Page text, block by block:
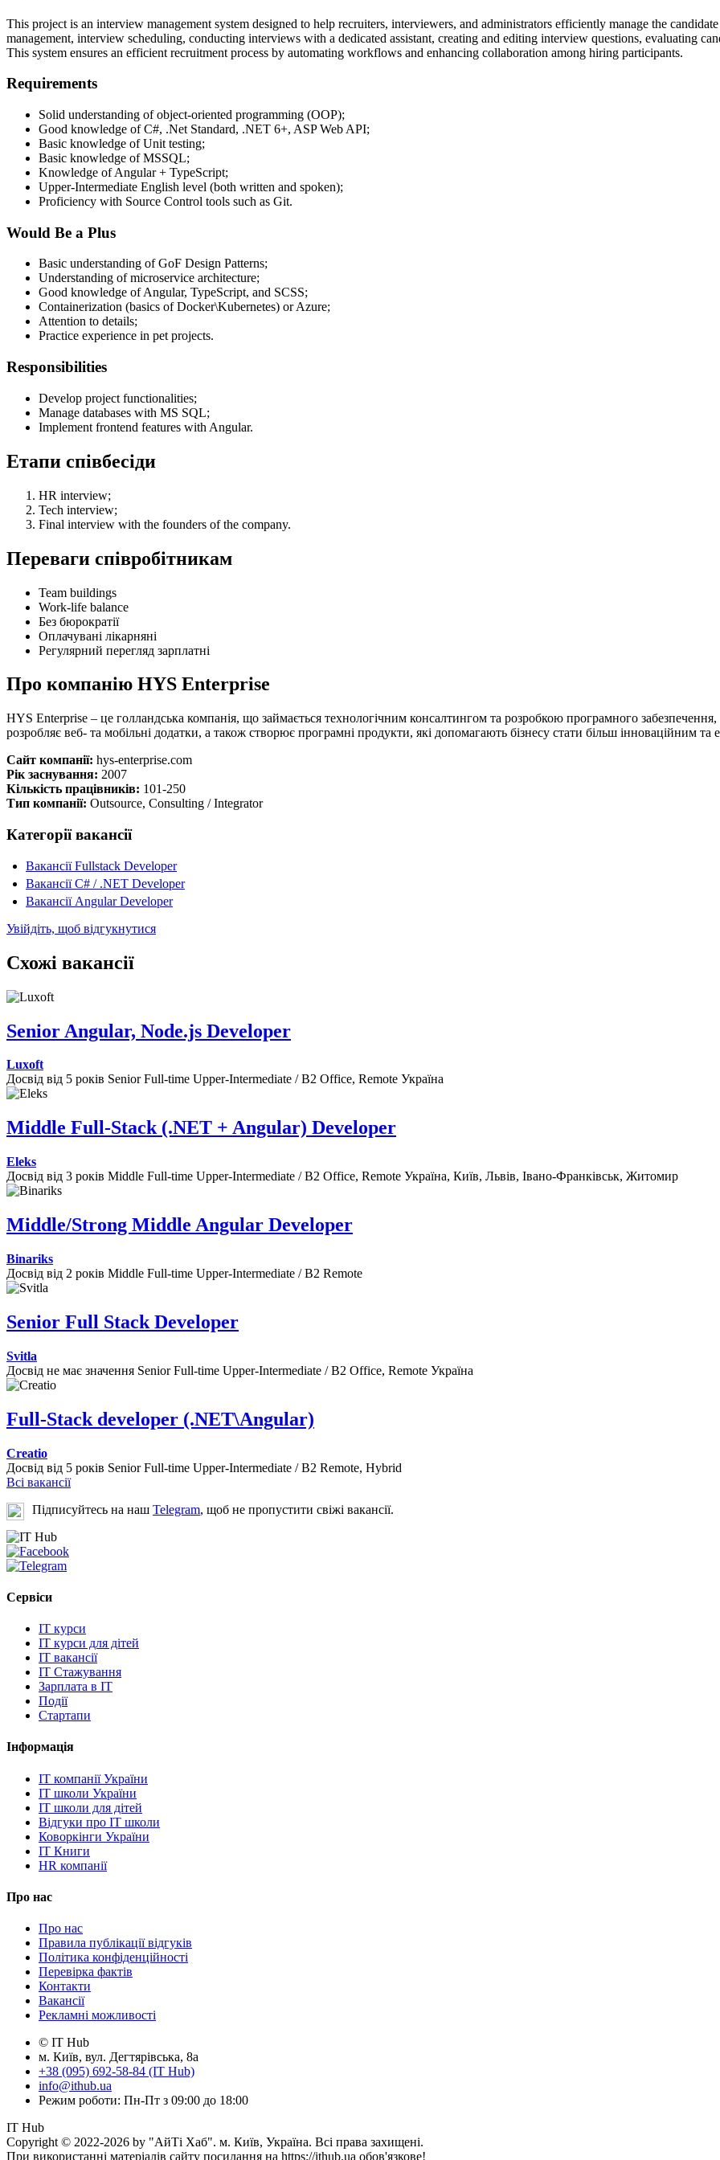
This project is an interview management system designed to help recruiters, interviewers, and administrators efficiently manage the
management, interview scheduling, conducting interviews with a dedicated assistant, creating and editing interview questions, evaluating
This system ensures an efficient recruitment process by automating workflows and enhancing collaboration among hiring participants.
Requirements
Solid understanding of object-oriented programming (OOP);
Good knowledge of C#, .Net Standard, .NET 6+, ASP Web API;
Basic knowledge of Unit testing;
Basic knowledge of MSSQL;
Knowledge of Angular + TypeScript;
Upper-Intermediate English level (both written and spoken);
Proficiency with Source Control tools such as Git.
Would Be a Plus
Basic understanding of GoF Design Patterns;
Understanding of microservice architecture;
Good knowledge of Angular, TypeScript, and SCSS;
Containerization (basics of Docker\Kubernetes) or Azure;
Attention to details;
Practice experience in pet projects.
Responsibilities
Develop project functionalities;
Manage databases with MS SQL;
Implement frontend features with Angular.
Етапи співбесіди
HR interview;
Tech interview;
Final interview with the founders of the company.
Переваги співробітникам
Team buildings
Work-life balance
Без бюрократії
Оплачувані лікарняні
Регулярний перегляд зарплатні
Про компанію HYS Enterprise
HYS Enterprise – це голландська компанія, що займається технологічним консалтингом та розробкою програмного
розробляє веб- та мобільні додатки, а також створює програмні продукти, які допомагають бізнесу стати більш інноваційним та
Сайт компанії: hys-enterprise.com
Рік заснування: 2007
Кількість працівників: 101-250
Тип компанії: Outsource, Consulting / Integrator
Категорії вакансії
Вакансії Fullstack Developer
Вакансії C# / .NET Developer
Вакансії Angular Developer
Увійдіть, щоб відгукнутися
Схожі вакансії
Senior Angular, Node.js Developer
Luxoft
Досвід від 5 років Senior Full-time Upper-Intermediate / B2 Office, Remote Україна
Middle Full-Stack (.NET + Angular) Developer
Eleks
Досвід від 3 років Middle Full-time Upper-Intermediate / B2 Office, Remote Україна, Київ, Львів, Івано-Франківськ, Житомир
Middle/Strong Middle Angular Developer
Binariks
Досвід від 2 років Middle Full-time Upper-Intermediate / B2 Remote
Senior Full Stack Developer
Svitla
Досвід не має значення Senior Full-time Upper-Intermediate / B2 Office, Remote Україна
Full-Stack developer (.NET\Angular)
Creatio
Досвід від 5 років Senior Full-time Upper-Intermediate / B2 Remote, Hybrid
Всі вакансії
Підписуйтесь на наш Telegram, щоб не пропустити свіжі вакансії.
Сервіси
IT курси
IT курси для дітей
IT вакансії
IT Стажування
Зарплата в IT
Події
Стартапи
Інформація
IT компанії України
IT школи України
IT школи для дітей
Відгуки про IT школи
Коворкінги України
IT Книги
HR компанії
Про нас
Про нас
Правила публікації відгуків
Політика конфіденційності
Перевірка фактів
Контакти
Вакансії
Рекламні можливості
© IT Hub
м. Київ, вул. Дегтярівська, 8а
+38 (095) 692-58-84 (IT Hub)
info@ithub.ua
Режим роботи: Пн-Пт з 09:00 до 18:00
IT Hub
Copyright © 2022-2026 by "АйТі Хаб". м. Київ, Україна. Всі права захищені.
При використанні матеріалів сайту посилання на https://ithub.ua обов'язкове!